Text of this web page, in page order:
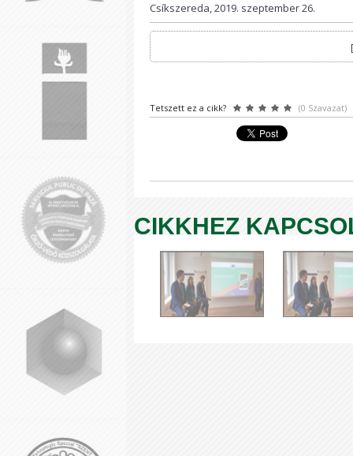
Csíkszereda, 2019. szeptember 26.
Tetszett ez a cikk? (0 Szavazat)
CIKKHEZ